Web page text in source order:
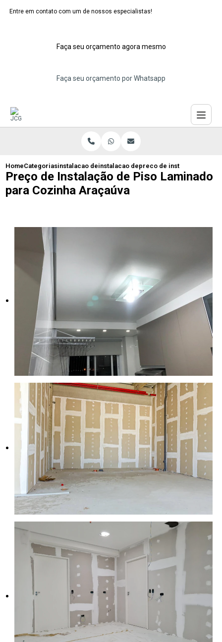
Entre em contato com um de nossos especialistas!
Faça seu orçamento agora mesmo
Faça seu orçamento por Whatsapp
HomeCategoriasinstalacao de pisos laminados
instalacao de piso laminado
preco de instalacao de
Preço de Instalação de Piso Laminado
para Cozinha Araçaúva